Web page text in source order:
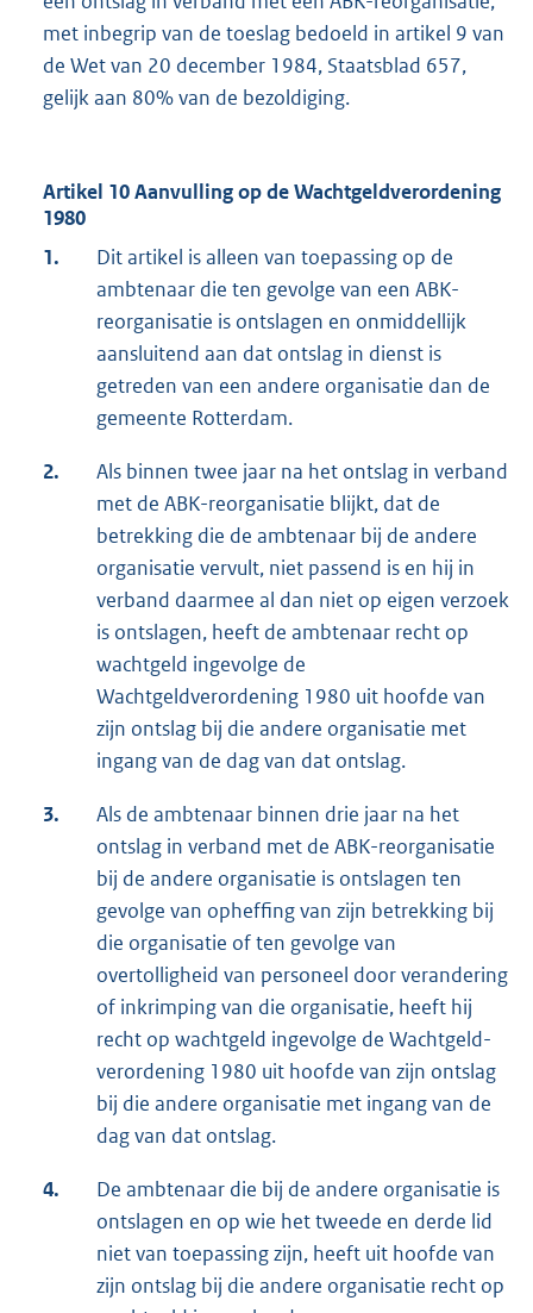
met inbegrip van de toeslag bedoeld in artikel 9 van
de Wet van 20 december 1984, Staatsblad 657,
gelijk aan 80% van de bezoldiging.
Artikel 10 Aanvulling op de Wachtgeldverordening
1980
1.
Dit artikel is alleen van toepassing op de
ambtenaar die ten gevolge van een ABK-
reorganisatie is ontslagen en onmiddellijk
aansluitend aan dat ontslag in dienst is
getreden van een andere organisatie dan de
gemeente Rotterdam.
2.
Als binnen twee jaar na het ontslag in verband
met de ABK-reorganisatie blijkt, dat de
betrekking die de ambtenaar bij de andere
organisatie vervult, niet passend is en hij in
verband daarmee al dan niet op eigen verzoek
is ontslagen, heeft de ambtenaar recht op
wachtgeld ingevolge de
Wachtgeldverordening 1980 uit hoofde van
zijn ontslag bij die andere organisatie met
ingang van de dag van dat ontslag.
3.
Als de ambtenaar binnen drie jaar na het
ontslag in verband met de ABK-reorganisatie
bij de andere organisatie is ontslagen ten
gevolge van opheffing van zijn betrekking bij
die organisatie of ten gevolge van
overtolligheid van personeel door verandering
of inkrimping van die organisatie, heeft hij
recht op wachtgeld ingevolge de Wachtgeld-
verordening 1980 uit hoofde van zijn ontslag
bij die andere organisatie met ingang van de
dag van dat ontslag.
4.
De ambtenaar die bij de andere organisatie is
ontslagen en op wie het tweede en derde lid
niet van toepassing zijn, heeft uit hoofde van
zijn ontslag bij die andere organisatie recht op